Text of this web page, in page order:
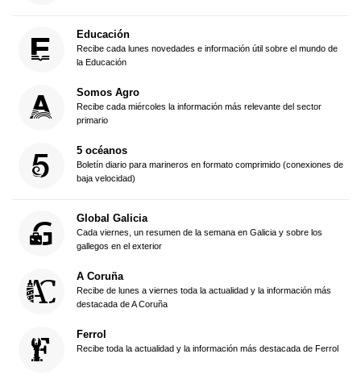
Educación
Recibe cada lunes novedades e información útil sobre el mundo de
la Educación
Somos Agro
Recibe cada miércoles la información más relevante del sector
primario
5 océanos
Boletín diario para marineros en formato comprimido (conexiones de
baja velocidad)
Global Galicia
Cada viernes, un resumen de la semana en Galicia y sobre los
gallegos en el exterior
A Coruña
Recibe de lunes a viernes toda la actualidad y la información más
destacada de A Coruña
Ferrol
Recibe toda la actualidad y la información más destacada de Ferrol